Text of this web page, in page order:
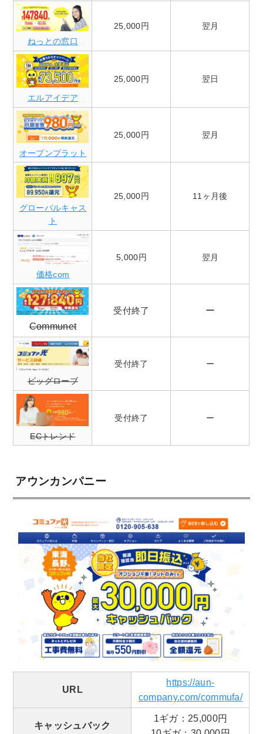
ねっとの窓口
25,000円 翌月
エルアイデア
25,000円 翌日
オープンプラット
25,000円 翌月
グローバルキャス
ト
25,000円 11ヶ月後
価格com
5,000円 翌月
Communet
受付終了 ー
ビッグローブ
受付終了 ー
ECトレンド
受付終了 ー
アウンカンパニー
URL
https://aun-
company.com/commufa/
キャッシュバック
1ギガ：25,000円